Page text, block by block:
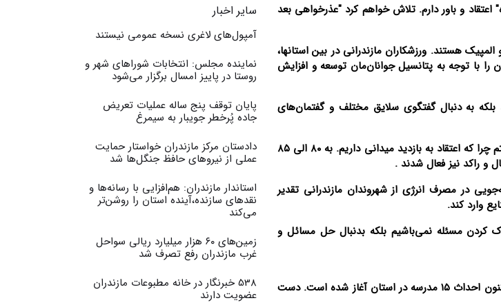
و باور دارم. تلاش خواهم کرد "عذرخواهی بعد
هستند. ورزشکاران مازندرانی‌ در بین استانها،
با توجه به پتانسیل جوانان‌مان توسعه و افزایش
به دنبال گفتگوی سلایق مختلف و گفتمان‌های
* ۲۰ مقام ملی در ۶۰ روز اخیر در استان حضور پیدا کردند و ۱۸ سفر شهرستانی داشتم چرا که اعتقاد به بازدید میدانی داریم. به ۸۰ الی ۸۵
و راکد نیز فعال شدند .
در مصرف انرژی از شهروندان مازندرانی تقدیر
وارد کند.
کردن مسئله نمی‌باشیم بلکه بدنبال حل مسائل و
* حدود ۴ هزار مدرسه و ۵۳۰ هزار دانش‌آموز داریم. ۱۲۰۰ مدرسه ناایمن داریم لذا تاکنون احداث ۱۵ مدرسه در استان آغاز شده است. دست
سایر اخبار
آمپول‌های لاغری نسخه عمومی نیستند
نماینده مجلس: انتخابات شوراهای شهر و
روستا در پاییز امسال برگزار می‌شود
پایان توقف پنج ساله عملیات تعریض
جاده پُرخطر جویبار به سیمرغ
دادستان مرکز مازندران خواستار حمایت
عملی از نیروهای حافظ جنگل‌ها شد
استاندار مازندران: هم‌افزایی با رسانه‌ها و
نقدهای سازنده،آینده استان را روشن‌تر
می‌کند
زمین‌های ۶۰ هزار میلیارد ریالی سواحل
غرب مازندران رفع تصرف شد
538 خبرنگار در خانه مطبوعات مازندران
عضویت دارند